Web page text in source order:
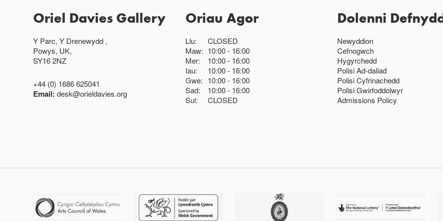
Oriel Davies Gallery
Y Parc, Y Drenewydd ,
Powys, UK,
SY16 2NZ
+44 (0) 1686 625041
Email:desk@orieldavies.org
Oriau Agor
Llu:
CLOSED
Maw: 10:00
16:00
Mer:
10:00
16:00
Iau:
10:00
16:00
Gwe: 10:00
16:00
Sad:
10:00
16:00
Sul:
CLOSED
Dolenni
Newyddion
Cefnogwch
Hygyrchedd
Polisi Ad-daliad
Polisi Cyfrinachedd
Polisi Gwirfoddolwyr
Admissions Policy